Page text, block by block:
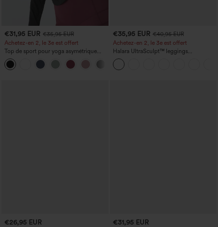
€31,95 EUR €35,95 EUR
Achetez-en 2, le 3e est offert
Top de sport pour yoga asymétrique
(une épaule) à manches longues avec
ouverture pour le pouce, ourlet arrondi
haut-bas, séchage rapide, soutien-gorge
€35,95 EUR €40,95 EUR
Achetez-en 2, le 3e est offert
Halara UltraSculpt™ leggings
d'entraînement taille haute — fronces
liftantes pour le fessier, maintien gainant
du ventre et poche
€26,95 EUR €31,95 EUR